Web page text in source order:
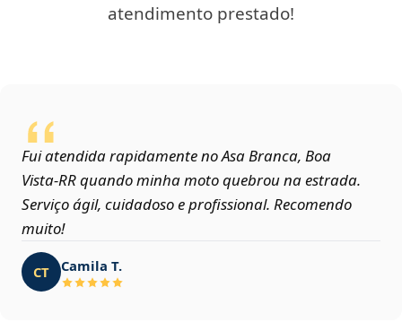
atendimento prestado!
Fui atendida rapidamente no Asa Branca, Boa
Vista‑RR quando minha moto quebrou na estrada.
Serviço ágil, cuidadoso e profissional. Recomendo
muito!
CT Camila T.